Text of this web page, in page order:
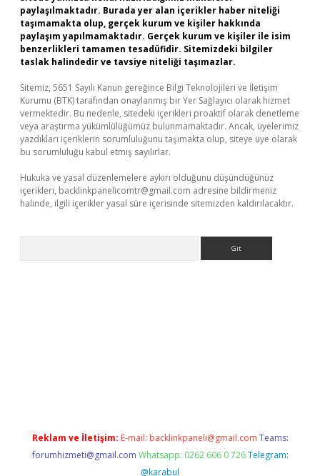
paylaşılmaktadır. Burada yer alan içerikler haber niteliği
taşımamakta olup, gerçek kurum ve kişiler hakkında
paylaşım yapılmamaktadır. Gerçek kurum ve kişiler ile isim
benzerlikleri tamamen tesadüfidir. Sitemizdeki bilgiler
taslak halindedir ve tavsiye niteliği taşımazlar.
Sitemiz, 5651 Sayılı Kanun gereğince Bilgi Teknolojileri ve İletişim
Kurumu (BTK) tarafından onaylanmış bir Yer Sağlayıcı olarak hizmet
vermektedir. Bu nedenle, sitedeki içerikleri proaktif olarak denetleme
veya araştırma yükümlülüğümüz bulunmamaktadır. Ancak, üyelerimiz
yazdıkları içeriklerin sorumluluğunu taşımakta olup, siteye üye olarak
bu sorumluluğu kabul etmiş sayılırlar.
Hukuka ve yasal düzenlemelere aykırı olduğunu düşündüğünüz
içerikleri, backlinkpanelicomtr@gmail.com adresine bildirmeniz
halinde, ilgili içerikler yasal süre içerisinde sitemizden kaldırılacaktır.
Reklam ve İletişim: E-mail: backlinkpaneli@gmail.com Teams:
forumhizmeti@gmail.com Whatsapp: 0262 606 0 726 Telegram:
@karabul